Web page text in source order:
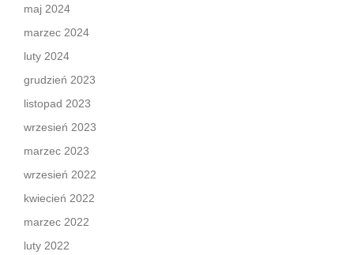
maj 2024
marzec 2024
luty 2024
grudzień 2023
listopad 2023
wrzesień 2023
marzec 2023
wrzesień 2022
kwiecień 2022
marzec 2022
luty 2022